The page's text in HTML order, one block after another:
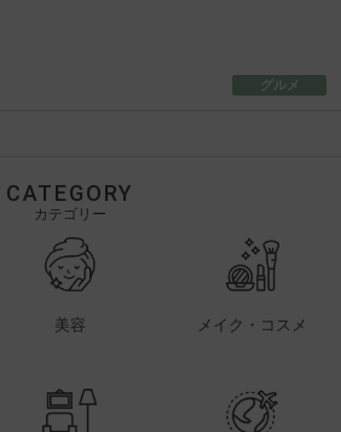
グルメ
CATEGORY
カテゴリー
美容 メイク・コスメ